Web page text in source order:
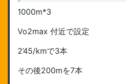
1000m*3
Vo2max 付近で設定
2’45/kmで3本
その後200mを7本